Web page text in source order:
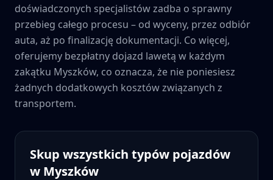
doświadczonych specjalistów zadba o sprawny
przebieg całego procesu – od wyceny, przez odbiór
auta, aż po finalizację dokumentacji. Co więcej,
oferujemy bezpłatny dojazd lawetą w każdym
zakątku Myszków, co oznacza, że nie poniesiesz
żadnych dodatkowych kosztów związanych z
transportem.
Skup wszystkich typów pojazdów
w Myszków